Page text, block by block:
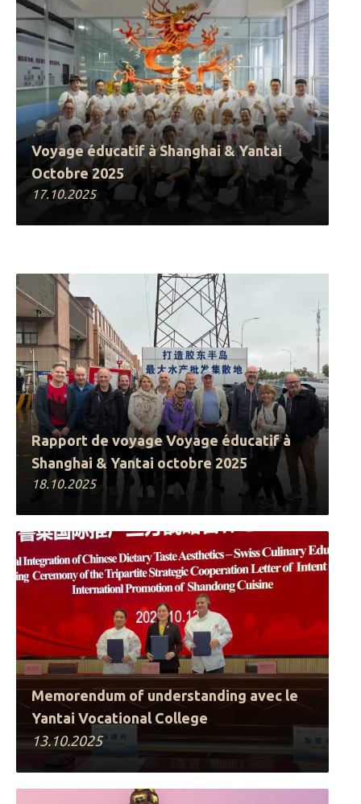
Voyage éducatif à Shanghai & Yantai
Octobre 2025
17.10.2025
Rapport de voyage Voyage éducatif à
Shanghai & Yantai octobre 2025
18.10.2025
Memorendum of understanding avec le
Yantai Vocational College
13.10.2025